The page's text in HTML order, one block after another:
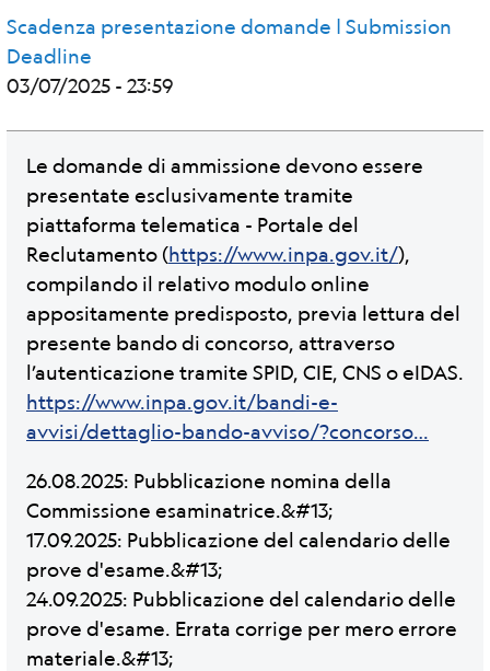
Scadenza presentazione domande | Submission
Deadline
03/07/2025 - 23:59
Le domande di ammissione devono essere
presentate esclusivamente tramite
piattaforma telematica - Portale del
Reclutamento (https://www.inpa.gov.it/),
compilando il relativo modulo online
appositamente predisposto, previa lettura del
presente bando di concorso, attraverso
l’autenticazione tramite SPID, CIE, CNS o eIDAS.
https://www.inpa.gov.it/bandi-e-
avvisi/dettaglio-bando-avviso/?concorso…
26.08.2025: Pubblicazione nomina della
Commissione esaminatrice.&#13;
17.09.2025: Pubblicazione del calendario delle
prove d'esame.&#13;
24.09.2025: Pubblicazione del calendario delle
prove d'esame. Errata corrige per mero errore
materiale.&#13;